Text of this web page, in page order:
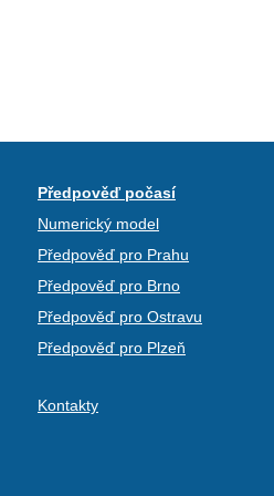
Předpověď počasí
Numerický model
Předpověď pro Prahu
Předpověď pro Brno
Předpověď pro Ostravu
Předpověď pro Plzeň
Kontakty